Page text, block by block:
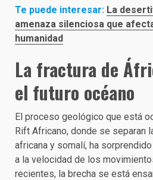
Te puede interesar: La
amenaza silenciosa que
humanidad
La fractura de
el futuro océano
El proceso geológico que está
Rift Africano, donde se separan
africana y somalí, ha
a la velocidad de los
recientes, la brecha se está